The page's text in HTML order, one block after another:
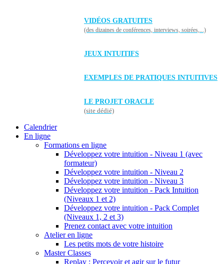
VIDÉOS GRATUITES
(des dizaines de conférences, interviews, soirées,...)
JEUX INTUITIFS
EXEMPLES DE PRATIQUES INTUITIVES
LE PROJET ORACLE
(site dédié)
Calendrier
En ligne
Formations en ligne
Développez votre intuition - Niveau 1 (avec
formateur)
Développez votre intuition - Niveau 2
Développez votre intuition - Niveau 3
Développez votre intuition - Pack Intuition
(Niveaux 1 et 2)
Développez votre intuition - Pack Complet
(Niveaux 1, 2 et 3)
Prenez contact avec votre intuition
Atelier en ligne
Les petits mots de votre histoire
Master Classes
Replay : Percevoir et agir sur le futur